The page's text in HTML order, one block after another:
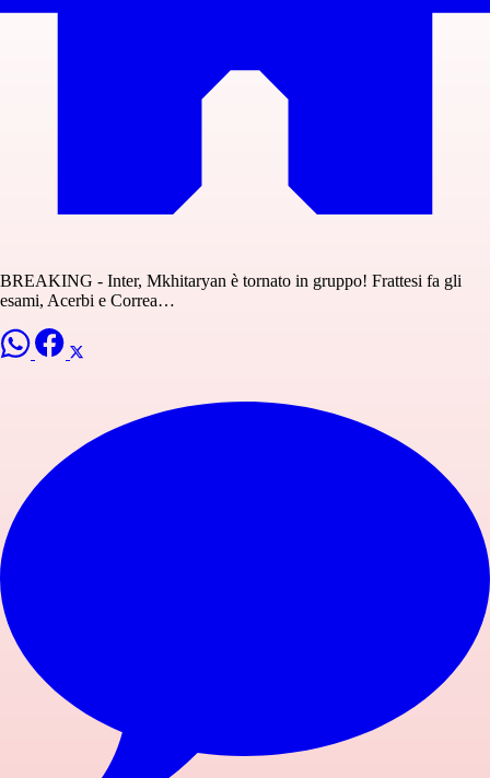
BREAKING - Inter, Mkhitaryan è tornato in gruppo! Frattesi fa gli
esami, Acerbi e Correa…